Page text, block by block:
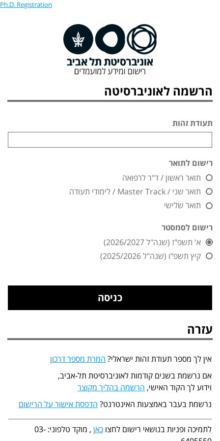
Ph.D. Registration
הרשמה לאוניברסיטה
תעודת זהות
רישום לתואר
תואר ראשון / ד"ר לרפואה
תואר שני / Master Track / לימודי תעודה
תואר שלישי
רישום לסמסטר
א' תשפ"ז (שנה"ל 2026/2027)
קיץ תשפ"ו (שנה"ל 2025/2026)
עזרה
אין לך מספר תעודת זהות ישראלי? המרת מספר דרכון
אם נרשמת בשנים קודמות לאוניברסיטת תל-אביב,
וידוע לך הקוד האישי, הרשמה בהליך מקוצר
נרשמת בעבר באמצעות האינטרנט? הדפסת אישור על הרישום
לתמיכה ופניות בנושאי רישום לחצו כאן
, מוקד טלפוני: 03-